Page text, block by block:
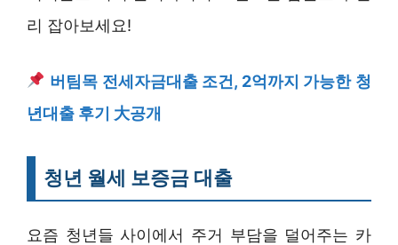
리 잡아보세요!
버팀목 전세자금대출 조건, 2억까지 가능한 청
년대출 후기 大공개
청년 월세 보증금 대출
요즘 청년들 사이에서 주거 부담을 덜어주는 카